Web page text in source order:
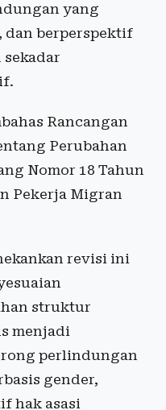
yang
dan berperspektif
sekadar
Rancangan
Perubahan
Nomor 18 Tahun
Pekerja Migran
revisi ini
struktur
menjadi
perlindungan
gender,
hak asasi